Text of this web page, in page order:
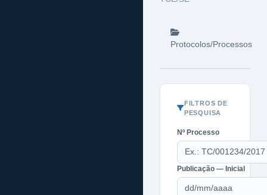
Protocolos/Processos
FILTROS DE
PESQUISA
Nº Processo
Publicação — Inicial